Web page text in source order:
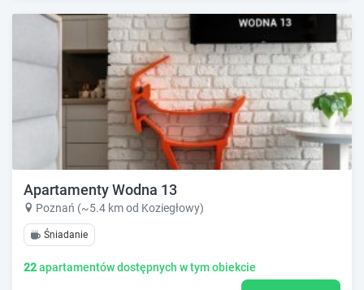
Apartamenty Wodna 13
Poznań (~5.4 km od Koziegłowy)
Śniadanie
22apartamentów dostępnych w tym obiekcie